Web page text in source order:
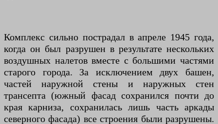
Комплекс сильно пострадал в апреле 1945 года,
когда он был разрушен в результате нескольких
воздушных налетов вместе с большими частями
старого города. За исключением двух башен,
частей наружной стены и наружных стен
трансепта (южный фасад сохранился почти до
края карниза, сохранилась лишь часть аркады
северного фасада) все строения были разрушены.